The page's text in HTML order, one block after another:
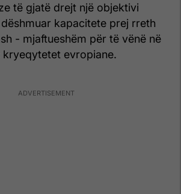
të gjatë drejt një objektivi
kapacitete prej rreth
- mjaftueshëm për të vënë në
kryeqytetet evropiane.